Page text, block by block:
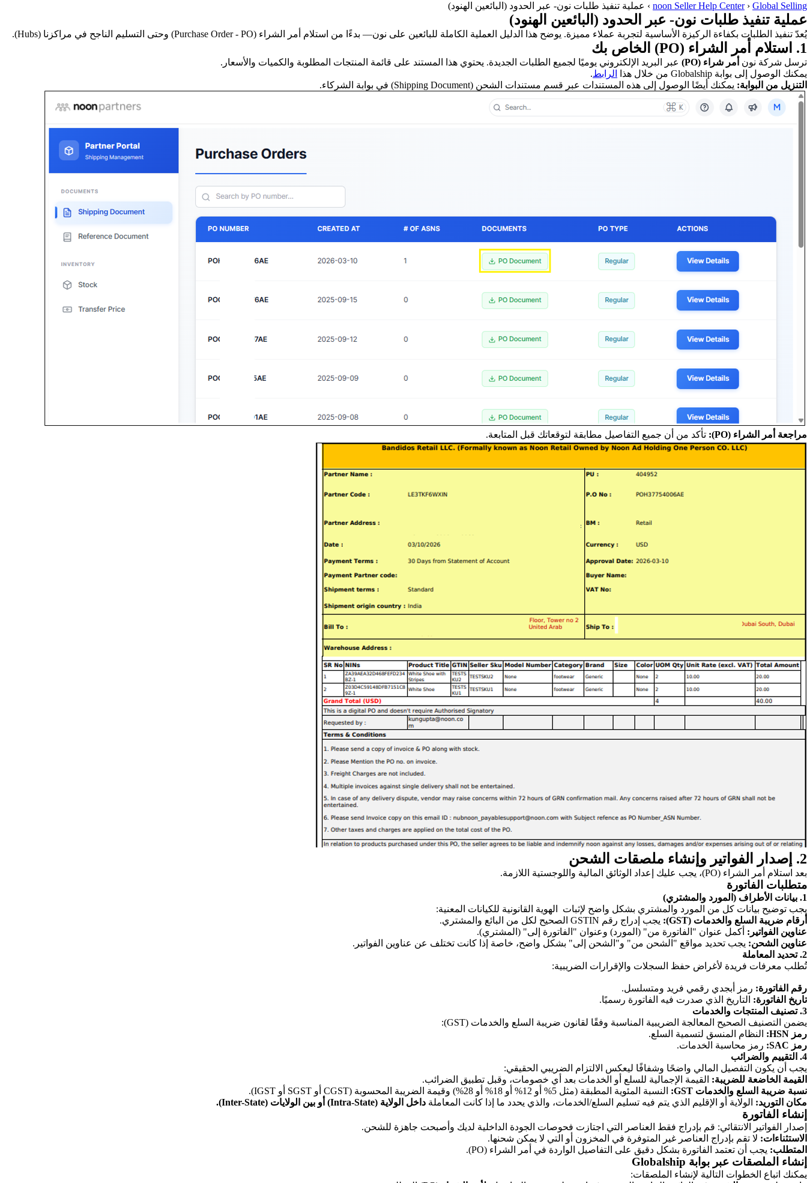
noon Seller Help Center› Global Selling
› عملية تنفيذ طلبات نون- عبر الحدود (البائعين الهنود)
عملية تنفيذ طلبات نون- عبر الحدود (البائعين الهنود)
يُعدّ تنفيذ الطلبات بكفاءة الركيزة الأساسية لتجربة عملاء مميزة. يوضح هذا الدليل العملية الكاملة للبائعين على نون— بدءًا من استلام أمر الشراء (Purchase Order - PO) وحتى التسليم الناجح في مراكزنا (Hubs).
1. استلام أمر الشراء (PO) الخاص بك
ترسل شركة نون أمر شراء (PO)
عبر البريد الإلكتروني يوميًا لجميع الطلبات الجديدة. يحتوي هذا المستند على قائمة المنتجات المطلوبة والكميات والأسعار.
يمكنك الوصول إلى بوابة Globalship من خلال هذا
الرابط.
التنزيل من البوابة: يمكنك أيضًا الوصول إلى هذه المستندات عبر قسم مستندات الشحن (Shipping Document) في بوابة الشركاء.
مراجعة أمر الشراء (PO): تأكد من أن جميع التفاصيل مطابقة لتوقعاتك قبل المتابعة.
2. إصدار الفواتير وإنشاء ملصقات الشحن
بعد استلام أمر الشراء (PO)، يجب عليك إعداد الوثائق المالية واللوجستية اللازمة.
متطلبات الفاتورة
1. بيانات الأطراف (المورد والمشتري)
يجب توضيح بيانات كل من المورد والمشتري بشكل واضح لإثبات الهوية القانونية للكيانات المعنية:
أرقام ضريبة السلع والخدمات (GST):
يجب إدراج رقم GSTIN الصحيح لكل من البائع والمشتري.
عناوين الفواتير: أكمل عنوان "الفاتورة من" (المورد) وعنوان "الفاتورة إلى" (المشتري).
عناوين الشحن: يجب تحديد مواقع "الشحن من" و"الشحن إلى" بشكل واضح، خاصة إذا كانت تختلف عن عناوين الفواتير.
2. تحديد المعاملة
تُطلب معرفات فريدة لأغراض حفظ السجلات والإقرارات الضريبية:
رقم الفاتورة: رمز أبجدي رقمي فريد ومتسلسل.
تاريخ الفاتورة: التاريخ الذي صدرت فيه الفاتورة رسميًا.
3. تصنيف المنتجات والخدمات
يضمن التصنيف الصحيح المعالجة الضريبية المناسبة وفقًا لقانون ضريبة السلع والخدمات (GST):
رمز HSN:
النظام المنسق لتسمية السلع.
رمز SAC:
رمز محاسبة الخدمات.
4. التقييم والضرائب
يجب أن يكون التفصيل المالي واضحًا وشفافًا ليعكس الالتزام الضريبي الحقيقي:
القيمة الخاضعة للضريبة: القيمة الإجمالية للسلع أو الخدمات بعد أي خصومات، وقبل تطبيق الضرائب.
نسبة ضريبة السلع والخدمات GST:
النسبة المئوية المطبقة (مثل 5% أو 12% أو 18% أو 28%) وقيمة الضريبة المحسوبة (CGST أو SGST أو IGST).
مكان التوريد: الولاية أو الإقليم الذي يتم فيه تسليم السلع/الخدمات، والذي يحدد ما إذا كانت المعاملة داخل الولاية (Intra-State) أو بين الولايات (Inter-State).
إنشاء الفاتورة
إصدار الفواتير الانتقائي: قم بإدراج فقط العناصر التي اجتازت فحوصات الجودة الداخلية لديك وأصبحت جاهزة للشحن.
الاستثناءات: لا تقم بإدراج العناصر غير المتوفرة في المخزون أو التي لا يمكن شحنها.
المتطلب: يجب أن تعتمد الفاتورة بشكل دقيق على التفاصيل الواردة في أمر الشراء (PO).
إنشاء الملصقات عبر بوابة Globalship
يمكنك اتباع الخطوات التالية لإنشاء الملصقات: